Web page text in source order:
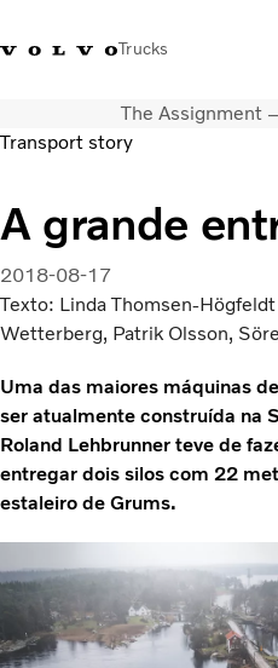
Trucks
300
Volvo Trucks
Soluções de transporte
Camiões
Usados
Serviços
Localizador de concessionários
Notícias
Sobre Nós
Contacto
Campanhas
The Assignment
Transport story
A grande
2018-08-17
Texto: Linda Thomsen-
Wetterberg, Patrik Olsson,
Uma das maiores máquinas
ser atualmente construída na
Roland Lehbrunner teve de
entregar dois silos com 22
estaleiro de Grums.